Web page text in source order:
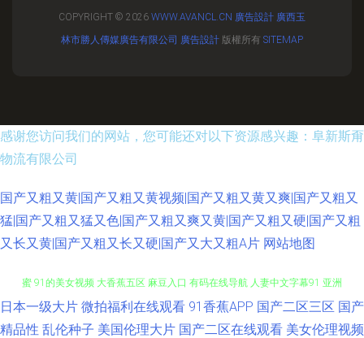
COPYRIGHT © 2026 WWW.AVANCL.CN 廣告設計 廣西玉
林市勝人傳媒廣告有限公司 廣告設計 版權所有 SITEMAP
感谢您访问我们的网站，您可能还对以下资源感兴趣：阜新斯甭
物流有限公司
国产又粗又黄|国产又粗又黄视频|国产又粗又黄又爽|国产又粗又
猛|国产又粗又猛又色|国产又粗又爽又黄|国产又粗又硬|国产又粗
又长又黄|国产又粗又长又硬|国产又大又粗A片 网站地图
久草福利资源站 婷婷成人综合五 国产成人精品青青草原 日韩欧美国产精码
日本一级大片 微拍福利在线观看 91香蕉APP 国产二区三区 国产
精品性 乱伦种子 美国伦理大片 国产二区在线观看 美女伦理视频